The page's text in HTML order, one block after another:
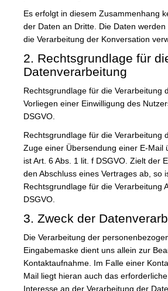
Es erfolgt in diesem Zusammenhang
der Daten an Dritte. Die Daten
die Verarbeitung der Konversation
2. Rechtsgrundlage für
Datenverarbeitung
Rechtsgrundlage für die Verarbeitung
Vorliegen einer Einwilligung des
DSGVO.
Rechtsgrundlage für die Verarbeitung
Zuge einer Übersendung einer E-Mail
ist Art. 6 Abs. 1 lit. f DSGVO. Zielt der
den Abschluss eines Vertrages ab, so
Rechtsgrundlage für die Verarbeitung
DSGVO.
3. Zweck der
Die Verarbeitung der
Eingabemaske dient uns allein zur
Kontaktaufnahme. Im Falle einer
Mail liegt hieran auch das
Interesse an der Verarbeitung der